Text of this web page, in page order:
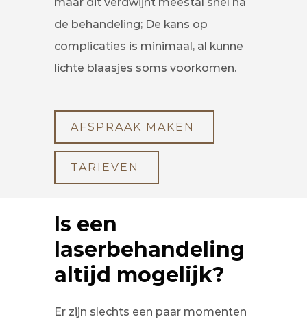
de behandeling; De kans op
complicaties is minimaal, al kunne
lichte blaasjes soms voorkomen.
AFSPRAAK MAKEN
TARIEVEN
Is een
laserbehandeling
altijd mogelijk?
Er zijn slechts een paar momenten